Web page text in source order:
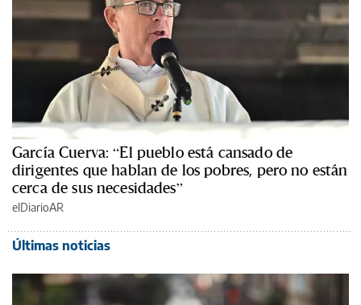
García Cuerva: “El pueblo está cansado de
dirigentes que hablan de los pobres, pero no están
cerca de sus necesidades”
elDiarioAR
Últimas noticias